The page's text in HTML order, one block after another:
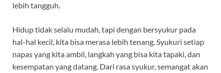
lebih tangguh.
Hidup tidak selalu mudah, tapi dengan bersyukur pada
hal-hal kecil, kita bisa merasa lebih tenang. Syukuri setiap
napas yang kita ambil, langkah yang bisa kita tapaki, dan
kesempatan yang datang. Dari rasa syukur, semangat akan